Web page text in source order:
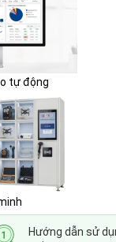
tự động
Hướng dẫn sử